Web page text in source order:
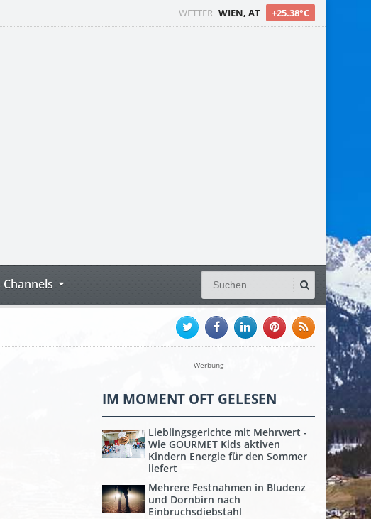
WETTER WIEN, AT +25.38°C
Werbung
IM MOMENT OFT GELESEN
Lieblingsgerichte mit Mehrwert -
Wie GOURMET Kids aktiven
Kindern Energie für den Sommer
liefert
Mehrere Festnahmen in Bludenz
und Dornbirn nach
Einbruchsdiebstahl